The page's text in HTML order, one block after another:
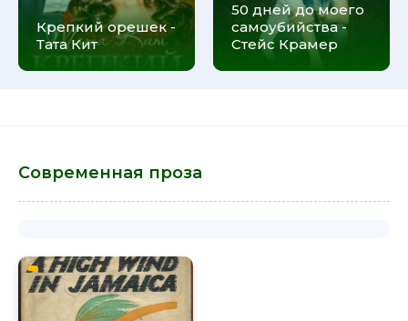
Крепкий орешек -
Тата Кит
50 дней до моего
самоубийства -
Стейс Крамер
Современная проза